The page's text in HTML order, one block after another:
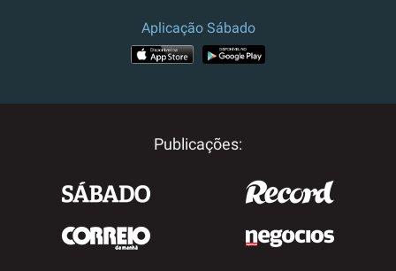
Aplicação Sábado
Publicações: